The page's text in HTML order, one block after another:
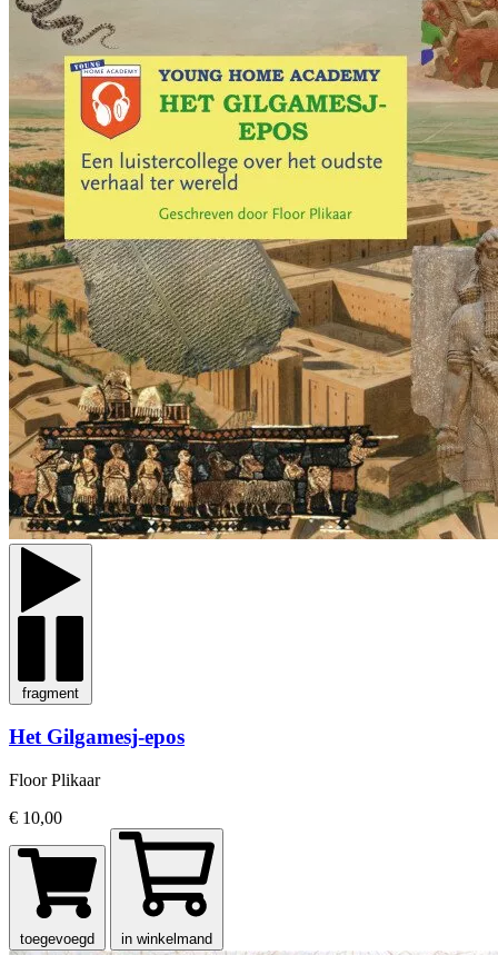
fragment
Het Gilgamesj-epos
Floor Plikaar
€ 10,00
toegevoegd in winkelmand